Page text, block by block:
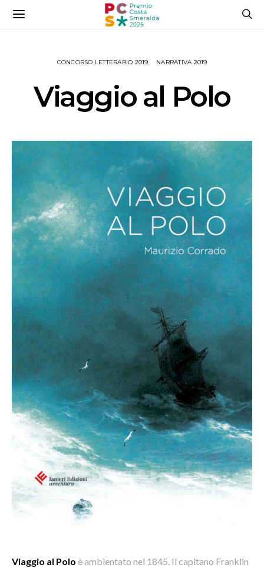
CONCORSO LETTERARIO 2019 NARRATIVA 2019
Viaggio al Polo
Viaggio al Polo è ambientato nel 1845. Il capitano Franklin